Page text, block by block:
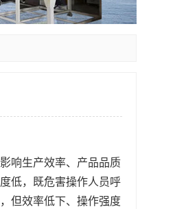
响生产效率、 产品品质
低，既危害操作人员呼
但效率低下、操作强度